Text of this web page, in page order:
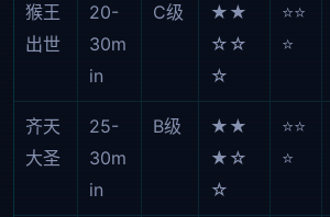
猴王
出世
20-
30m
in
C级
★★
☆☆
☆
⭐⭐
⭐
齐天
大圣
25-
30m
in
B级
★★
★☆
☆
⭐⭐
⭐